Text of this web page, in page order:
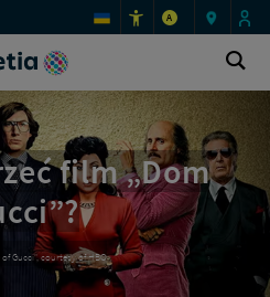
A
film „Dom
Gucci", courtesy of HBO